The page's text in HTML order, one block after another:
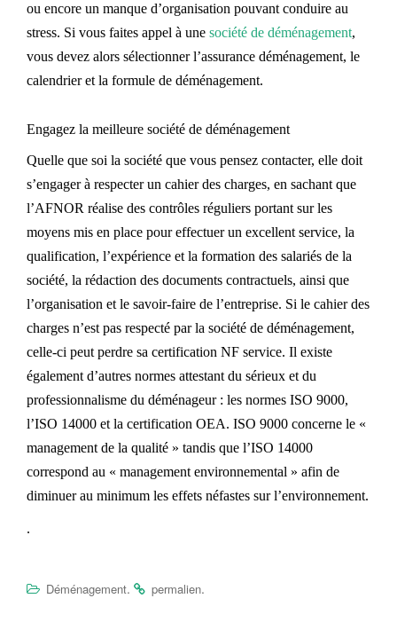
ou encore un manque d’organisation pouvant conduire au
stress. Si vous faites appel à une société de déménagement,
vous devez alors sélectionner l’assurance déménagement, le
calendrier et la formule de déménagement.
Engagez la meilleure société de déménagement
Quelle que soi la société que vous pensez contacter, elle doit
s’engager à respecter un cahier des charges, en sachant que
l’AFNOR réalise des contrôles réguliers portant sur les
moyens mis en place pour effectuer un excellent service, la
qualification, l’expérience et la formation des salariés de la
société, la rédaction des documents contractuels, ainsi que
l’organisation et le savoir-faire de l’entreprise. Si le cahier des
charges n’est pas respecté par la société de déménagement,
celle-ci peut perdre sa certification NF service. Il existe
également d’autres normes attestant du sérieux et du
professionnalisme du déménageur : les normes ISO 9000,
l’ISO 14000 et la certification OEA. ISO 9000 concerne le «
management de la qualité » tandis que l’ISO 14000
correspond au « management environnemental » afin de
diminuer au minimum les effets néfastes sur l’environnement.
.
Déménagement. permalien.